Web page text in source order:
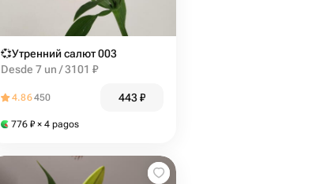
💞Утренний салют 003
Desde 7 un / 3101 ₽
4.86450 443₽
776 ₽ × 4 pagos